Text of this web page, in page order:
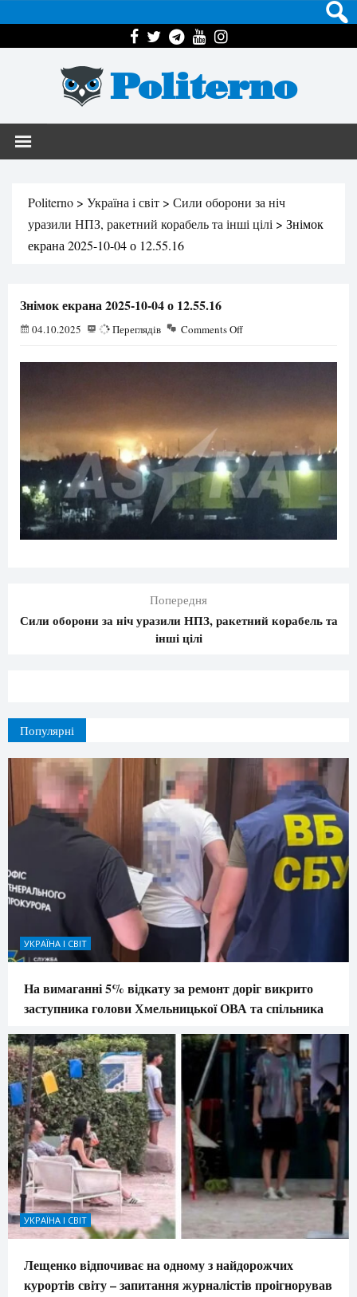
Politerno
Politerno > Україна і світ > Сили оборони за ніч
уразили НПЗ, ракетний корабель та інші цілі > Знімок
екрана 2025-10-04 о 12.55.16
Знімок екрана 2025-10-04 о 12.55.16
04.10.2025 57Переглядів Comments Off
Попередня
Сили оборони за ніч уразили НПЗ, ракетний корабель та
інші цілі
Популярні
УКРАЇНА І СВІТ
На вимаганні 5% відкату за ремонт доріг викрито
заступника голови Хмельницької ОВА та спільника
УКРАЇНА І СВІТ
Лещенко відпочиває на одному з найдорожчих
курортів світу – запитання журналістів проігнорував